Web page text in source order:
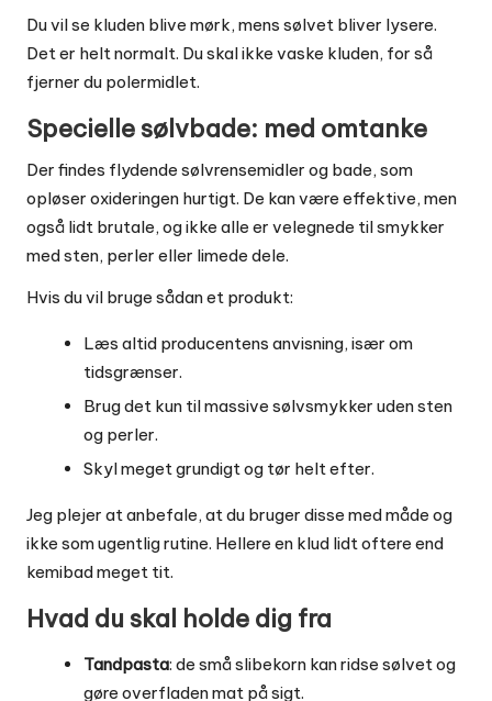
Du vil se kluden blive mørk, mens sølvet bliver lysere.
Det er helt normalt. Du skal ikke vaske kluden, for så
fjerner du polermidlet.
Specielle sølvbade: med omtanke
Der findes flydende sølvrensemidler og bade, som
opløser oxideringen hurtigt. De kan være effektive, men
også lidt brutale, og ikke alle er velegnede til smykker
med sten, perler eller limede dele.
Hvis du vil bruge sådan et produkt:
Læs altid producentens anvisning, især om
tidsgrænser.
Brug det kun til massive sølvsmykker uden sten
og perler.
Skyl meget grundigt og tør helt efter.
Jeg plejer at anbefale, at du bruger disse med måde og
ikke som ugentlig rutine. Hellere en klud lidt oftere end
kemibad meget tit.
Hvad du skal holde dig fra
Tandpasta: de små slibekorn kan ridse sølvet og
gøre overfladen mat på sigt.